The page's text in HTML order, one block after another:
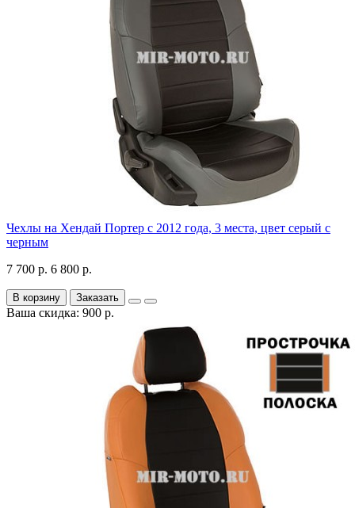
Чехлы на Хендай Портер с 2012 года, 3 места, цвет серый с
черным
7 700 р. 6 800 р.
В корзину Заказать
Ваша скидка: 900 р.